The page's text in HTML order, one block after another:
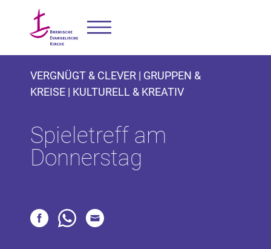
VERGNÜGT & CLEVER | GRUPPEN &
KREISE | KULTURELL & KREATIV
Spieletreff am
Donnerstag